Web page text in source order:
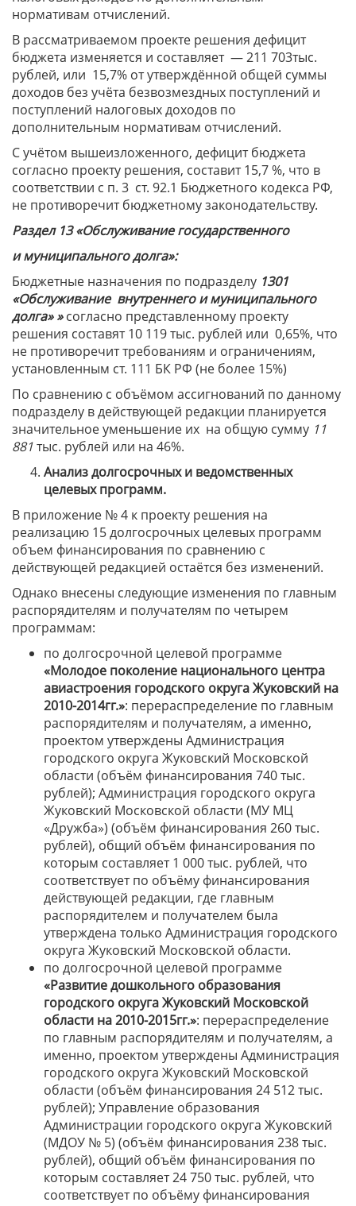
нормативам отчислений.
В рассматриваемом проекте решения дефицит
бюджета изменяется и составляет — 211 703тыс.
рублей, или 15,7% от утверждённой общей суммы
доходов без учёта безвозмездных поступлений и
поступлений налоговых доходов по
дополнительным нормативам отчислений.
С учётом вышеизложенного, дефицит бюджета
согласно проекту решения, составит 15,7 %, что в
соответствии с п. 3 ст. 92.1 Бюджетного кодекса РФ,
не противоречит бюджетному законодательству.
Раздел 13 «Обслуживание государственного
и муниципального долга»:
Бюджетные назначения по подразделу 1301
«Обслуживание внутреннего и муниципального
долга» »согласно представленному проекту
решения составят 10 119 тыс. рублей или 0,65%, что
не противоречит требованиям и ограничениям,
установленным ст. 111 БК РФ (не более 15%)
По сравнению с объёмом ассигнований по данному
подразделу в действующей редакции планируется
значительное уменьшение их на общую сумму 11
881тыс. рублей или на 46%.
Анализ долгосрочных и ведомственных
целевых программ.
В приложение № 4 к проекту решения на
реализацию 15 долгосрочных целевых программ
объем финансирования по сравнению с
действующей редакцией остаётся без изменений.
Однако внесены следующие изменения по главным
распорядителям и получателям по четырем
программам:
по долгосрочной целевой программе
«Молодое поколение национального центра
авиастроения городского округа Жуковский на
2010-2014гг.»: перераспределение по главным
распорядителям и получателям, а именно,
проектом утверждены Администрация
городского округа Жуковский Московской
области (объём финансирования 740 тыс.
рублей); Администрация городского округа
Жуковский Московской области (МУ МЦ
«Дружба») (объём финансирования 260 тыс.
рублей), общий объём финансирования по
которым составляет 1 000 тыс. рублей, что
соответствует по объёму финансирования
действующей редакции, где главным
распорядителем и получателем была
утверждена только Администрация городского
округа Жуковский Московской области.
по долгосрочной целевой программе
«Развитие дошкольного образования
городского округа Жуковский Московской
области на 2010-2015гг.»: перераспределение
по главным распорядителям и получателям, а
именно, проектом утверждены Администрация
городского округа Жуковский Московской
области (объём финансирования 24 512 тыс.
рублей); Управление образования
Администрации городского округа Жуковский
(МДОУ № 5) (объём финансирования 238 тыс.
рублей), общий объём финансирования по
которым составляет 24 750 тыс. рублей, что
соответствует по объёму финансирования